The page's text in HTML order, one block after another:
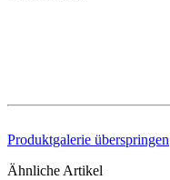
Produktgalerie überspringen
Ähnliche Artikel